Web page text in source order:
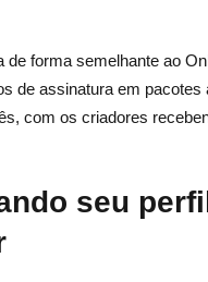
de forma semelhante ao
de assinatura em pacotes
com os criadores
seu